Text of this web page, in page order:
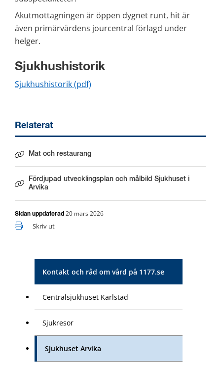
Kontakt och råd om vård på 1177.se
Centralsjukhuset Karlstad
Sjukresor
Sjukhuset Arvika
Akutmottagningen är öppen dygnet runt, hit är
även primärvårdens jourcentral förlagd under
helger.
Sjukhushistorik
Sjukhushistorik (pdf)
Relaterat
Mat och restaurang
Fördjupad utvecklingsplan och målbild Sjukhuset i
Arvika
Sidan uppdaterad 20 mars 2026
Skriv ut